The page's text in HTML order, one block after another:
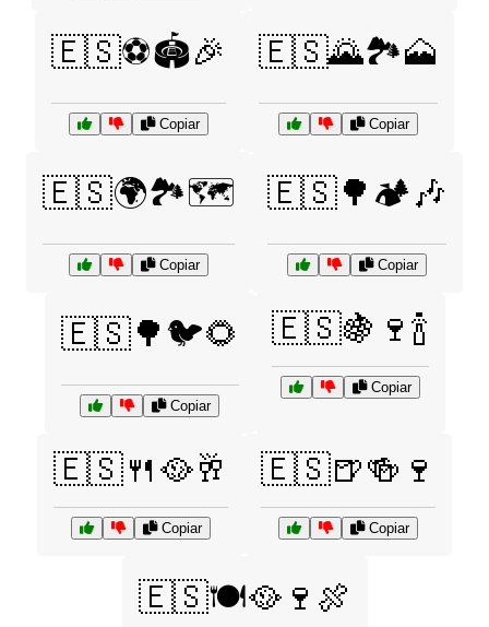
🇪🇸⚽🏟️🎉
Copiar
🇪🇸🌄🏞️🗻
Copiar
🇪🇸🌍🏞️🗺️
Copiar
🇪🇸🌳🏕️🎶
Copiar
🇪🇸🌳🐦🌻
Copiar
🇪🇸🍇🍷🍾
Copiar
🇪🇸🍴🥘🥂
Copiar
🇪🇸🍺🍻🍷
Copiar
🇪🇸🍽️🥘🍷🍖